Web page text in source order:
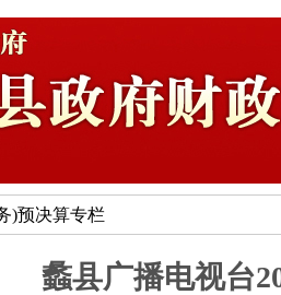
)预决算专栏
蠡县广播电视台